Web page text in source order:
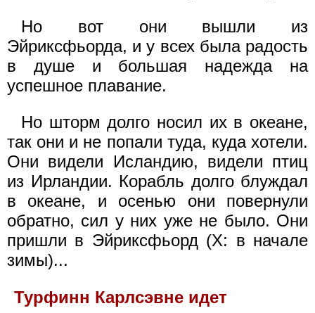
Но вот они вышли из
Эйриксфьорда, и у всех была радость
в душе и большая надежда на
успешное плавание.
Но шторм долго носил их в океане,
так они и не попали туда, куда хотели.
Они видели Исландию, видели птиц
из Ирландии. Корабль долго блуждал
в океане, и осенью они повернули
обратно, сил у них уже не было. Они
пришли в Эйриксфьорд (X: в начале
зимы)...
Турфинн Карлсэвне идет